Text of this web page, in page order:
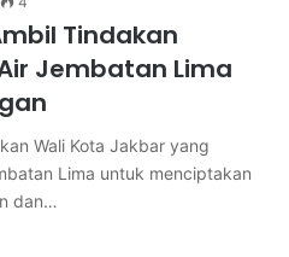
Tindakan
Jembatan Lima
Wali Kota Jakbar yang
Lima untuk menciptakan
dan…